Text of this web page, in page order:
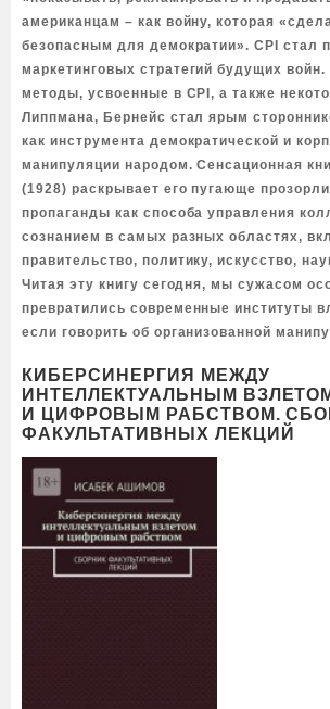
американцам – как войну, которая
безопасным для демократии». CPI стал
маркетинговых стратегий будущих
методы, усвоенные в CPI, а также
Липпмана, Бернейс стал ярым
как инструмента демократической и
манипуляции народом. Сенсационная
(1928) раскрывает его пугающе
пропаганды как способа управления
сознанием в самых разных областях,
правительство, политику, искусство,
Читая эту книгу сегодня, мы сужасом
превратились современные институты
если говорить об организованной
КИБЕРСИНЕРГИЯ МЕЖДУ
ИНТЕЛЛЕКТУАЛЬНЫМ
И ЦИФРОВЫМ РАБСТВОМ.
ФАКУЛЬТАТИВНЫХ ЛЕКЦИЙ